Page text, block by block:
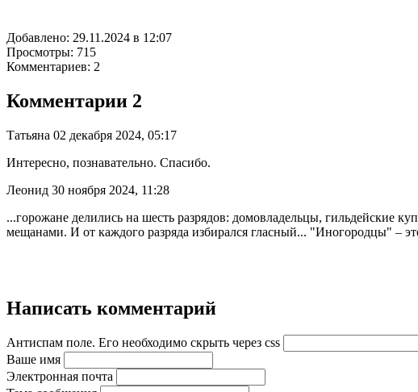
Добавлено: 29.11.2024 в 12:07
Просмотры: 715
Комментариев: 2
Комментарии 2
Татьяна 02 декабря 2024, 05:17
Интересно, познавательно. Спасибо.
Леонид 30 ноября 2024, 11:28
...горожане делились на шесть разрядов: домовладельцы, гильдейские
мещанами. И от каждого разряда избирался гласный... "Иногородцы" –
Написать комментарий
Антиспам поле. Его необходимо скрыть через css
Ваше имя
Электронная почта